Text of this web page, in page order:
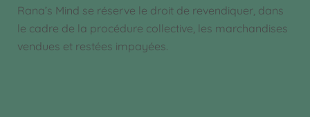
Rana’s Mind se réserve le droit de revendiquer, dans
le cadre de la procédure collective, les marchandises
vendues et restées impayées.